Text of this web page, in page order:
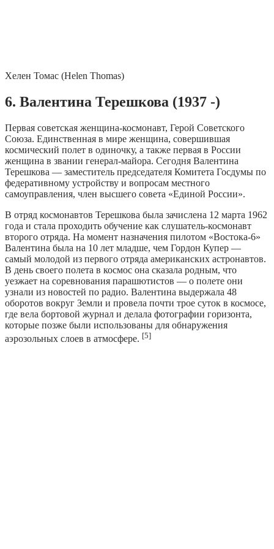
Хелен Томас (Helen Thomas)
6. Валентина Терешкова (1937 -)
Первая советская женщина-космонавт, Герой Советского
Союза. Единственная в мире женщина, совершившая
космический полет в одиночку, а также первая в России
женщина в звании генерал-майора. Сегодня Валентина
Терешкова — заместитель председателя Комитета Госдумы по
федеративному устройству и вопросам местного
самоуправления, член высшего совета «Единой России».
В отряд космонавтов Терешкова была зачислена 12 марта 1962
года и стала проходить обучение как слушатель-космонавт
второго отряда. На момент назначения пилотом «Востока-6»
Валентина была на 10 лет младше, чем Гордон Купер —
самый молодой из первого отряда американских астронавтов.
В день своего полета в космос она сказала родным, что
уезжает на соревнования парашютистов — о полете они
узнали из новостей по радио. Валентина выдержала 48
оборотов вокруг Земли и провела почти трое суток в космосе,
где вела бортовой журнал и делала фотографии горизонта,
которые позже были использованы для обнаружения
аэрозольных слоев в атмосфере. [5]